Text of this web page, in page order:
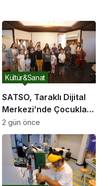
SATSO, Taraklı Dijital
Merkezi’nde Çocukları
Sanatla Buluşturdu
Kültür&Sanat
2 gün önce